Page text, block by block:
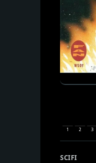
1 2 3
SCIFI